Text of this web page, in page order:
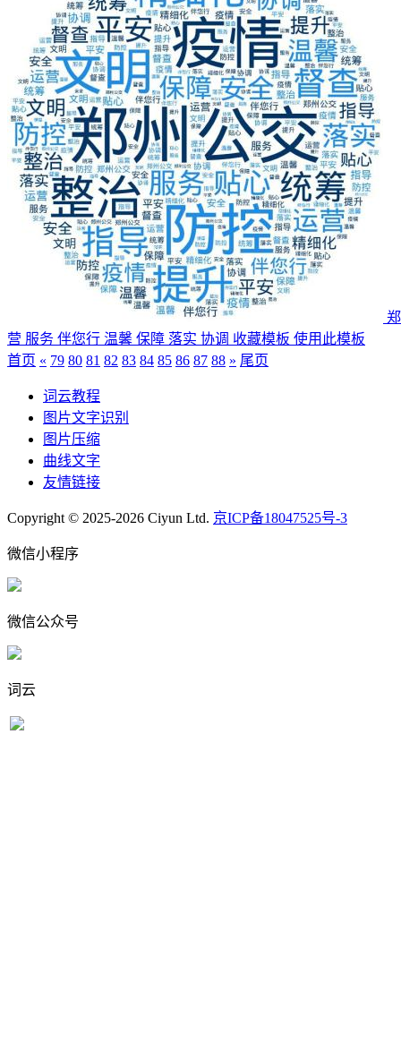
营 服务 伴您行 温馨 保障 落实 协调 收藏模板 使用此模板
首页 « 79 80 81 82 83 84 85 86 87 88 » 尾页
词云教程
图片文字识别
图片压缩
曲线文字
友情链接
Copyright © 2025-2026 Ciyun Ltd. 京ICP备18047525号-3
微信小程序
微信公众号
词云